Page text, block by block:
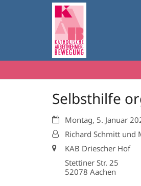
Zum Inhalt springen
Selbsthilfe
Datum:Montag, 5. Januar
Von:Richard Schmitt und
Ort: KAB Driescher Hof
Stettiner Str. 25
52078 Aachen